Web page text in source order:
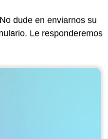
No dude en enviarnos su
Le responderemos